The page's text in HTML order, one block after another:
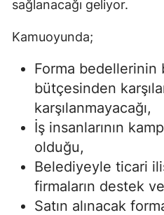
sağlanacağı geliyor.
Kamuoyunda;
Forma bedellerinin
bütçesinden
karşılanmayacağı,
İş insanlarının
olduğu,
Belediyeyle ticari
firmaların destek
Satın alınacak